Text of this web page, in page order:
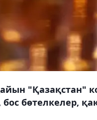
"Қазақстан"
бос бөтелкелер,